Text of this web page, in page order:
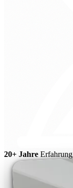
20+ Jahre Erfahrung